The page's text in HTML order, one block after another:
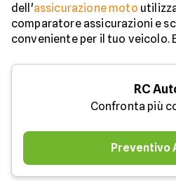
dell'assicurazione moto
comparatore assicurazioni e
conveniente per il tuo veicolo.
RC
Confronta più
Preventivo